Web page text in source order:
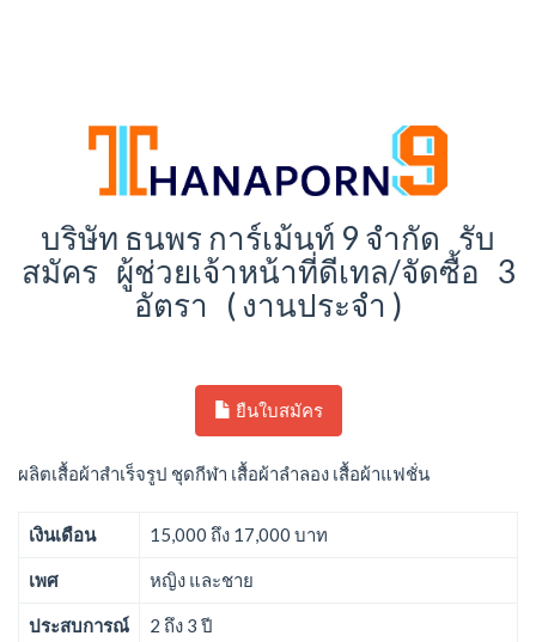
บริษัท ธนพร การ์เม้นท์ 9 จำกัด รับ
สมัคร ผู้ช่วยเจ้าหน้าที่ดีเทล/จัดซื้อ 3
อัตรา ( งานประจำ )
ยืนใบสมัคร
ผลิตเสื้อผ้าสำเร็จรูป ชุดกีฬา เสื้อผ้าลำลอง เสื้อผ้าแฟชั่น
เงินเดือน 15,000 ถึง 17,000 บาท
เพศ หญิง และชาย
ประสบการณ์ 2 ถึง 3 ปี